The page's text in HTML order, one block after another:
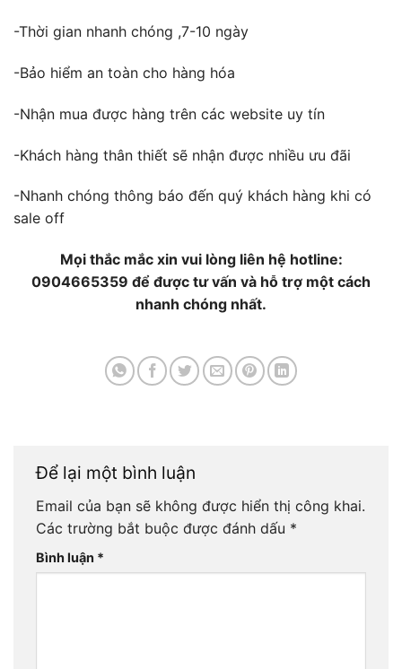
-Thời gian nhanh chóng ,7-10 ngày
-Bảo hiểm an toàn cho hàng hóa
-Nhận mua được hàng trên các website uy tín
-Khách hàng thân thiết sẽ nhận được nhiều ưu đãi
-Nhanh chóng thông báo đến quý khách hàng khi có
sale off
Mọi thắc mắc xin vui lòng liên hệ hotline:
0904665359 để được tư vấn và hỗ trợ một cách
nhanh chóng nhất.
Để lại một bình luận
Email của bạn sẽ không được hiển thị công khai.
Các trường bắt buộc được đánh dấu *
Bình luận *